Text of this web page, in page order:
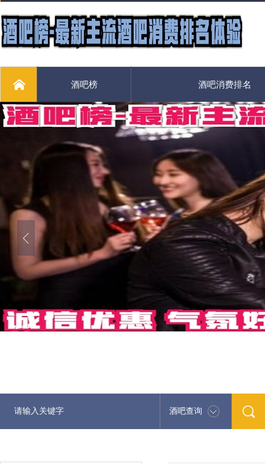
酒吧榜 酒吧消费排名
酒吧查询